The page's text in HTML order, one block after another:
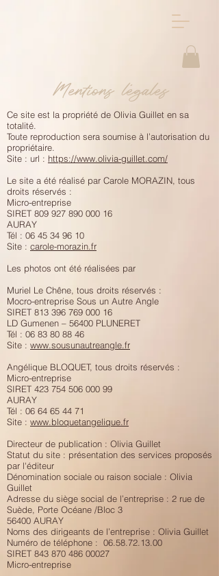
Mentions légales
Ce site est la propriété de Olivia Guillet en sa
totalité.
Toute reproduction sera soumise à l’autorisation du
propriétaire.
Site : url : https://www.olivia-guillet.com/
Le site a été réalisé par Carole MORAZIN, tous
droits réservés :
Micro-entreprise
SIRET 809 927 890 000 16
AURAY
Tél : 06 45 34 96 10
Site : carole-morazin.fr
Les photos ont été réalisées par
Muriel Le Chêne, tous droits réservés :
Mocro-entreprise Sous un Autre Angle
SIRET 813 396 769 000 16
LD Gumenen – 56400 PLUNERET
Tél : 06 83 80 88 46
Site : www.sousunautreangle.fr
Angélique BLOQUET, tous droits réservés :
Micro-entreprise
SIRET 423 754 506 000 99
AURAY
Tél : 06 64 65 44 71
Site : www.bloquetangelique.fr
Directeur de publication : Olivia Guillet
Statut du site : présentation des services proposés
par l'éditeur ​
Dénomination sociale ou raison sociale : Olivia
Guillet
Adresse du siège social de l’entreprise : 2 rue de
Suède, Porte Océane /Bloc 3
56400 AURAY
Noms des dirigeants de l’entreprise : Olivia Guillet
Numéro de téléphone : 06.58.72.13.00
SIRET 843 870 486 00027
Micro-entreprise